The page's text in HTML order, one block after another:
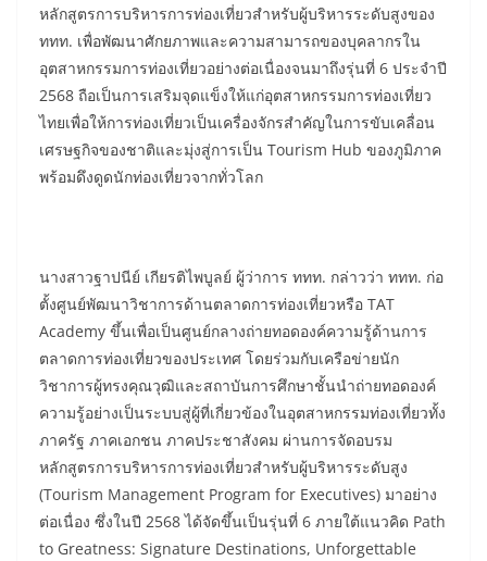
หลักสูตรการบริหารการท่องเที่ยวสำหรับผู้บริหารระดับสูงของ
ททท. เพื่อพัฒนาศักยภาพและความสามารถของบุคลากรใน
อุตสาหกรรมการท่องเที่ยวอย่างต่อเนื่องจนมาถึงรุ่นที่ 6 ประจำปี
2568 ถือเป็นการเสริมจุดแข็งให้แก่อุตสาหกรรมการท่องเที่ยว
ไทยเพื่อให้การท่องเที่ยวเป็นเครื่องจักรสำคัญในการขับเคลื่อน
เศรษฐกิจของชาติและมุ่งสู่การเป็น Tourism Hub ของภูมิภาค
พร้อมดึงดูดนักท่องเที่ยวจากทั่วโลก
นางสาวฐาปนีย์ เกียรติไพบูลย์ ผู้ว่าการ ททท. กล่าวว่า ททท. ก่อ
ตั้งศูนย์พัฒนาวิชาการด้านตลาดการท่องเที่ยวหรือ TAT
Academy ขึ้นเพื่อเป็นศูนย์กลางถ่ายทอดองค์ความรู้ด้านการ
ตลาดการท่องเที่ยวของประเทศ โดยร่วมกับเครือข่ายนัก
วิชาการผู้ทรงคุณวุฒิและสถาบันการศึกษาชั้นนำถ่ายทอดองค์
ความรู้อย่างเป็นระบบสู่ผู้ที่เกี่ยวข้องในอุตสาหกรรมท่องเที่ยวทั้ง
ภาครัฐ ภาคเอกชน ภาคประชาสังคม ผ่านการจัดอบรม
หลักสูตรการบริหารการท่องเที่ยวสำหรับผู้บริหารระดับสูง
(Tourism Management Program for Executives) มาอย่าง
ต่อเนื่อง ซึ่งในปี 2568 ได้จัดขึ้นเป็นรุ่นที่ 6 ภายใต้แนวคิด Path
to Greatness: Signature Destinations, Unforgettable